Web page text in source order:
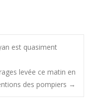
est quasiment
levée ce matin en
des pompiers →